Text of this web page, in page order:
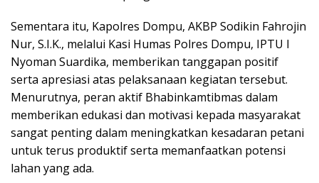
Sementara itu, Kapolres Dompu, AKBP Sodikin Fahrojin
Nur, S.I.K., melalui Kasi Humas Polres Dompu, IPTU I
Nyoman Suardika, memberikan tanggapan positif
serta apresiasi atas pelaksanaan kegiatan tersebut.
Menurutnya, peran aktif Bhabinkamtibmas dalam
memberikan edukasi dan motivasi kepada masyarakat
sangat penting dalam meningkatkan kesadaran petani
untuk terus produktif serta memanfaatkan potensi
lahan yang ada.